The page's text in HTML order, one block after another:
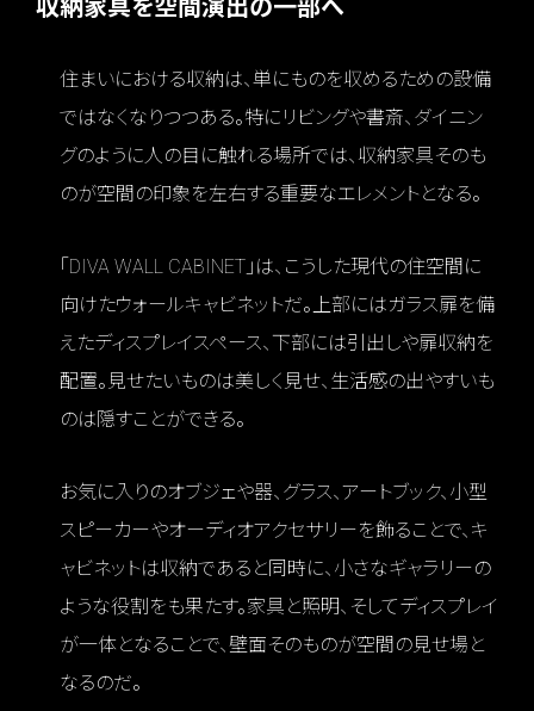
収納家具を空間演出の一部へ
住まいにおける収納は、単にものを収めるための設備
ではなくなりつつある。特にリビングや書斎、ダイニン
グのように人の目に触れる場所では、収納家具そのも
のが空間の印象を左右する重要なエレメントとなる。
「DIVA WALL CABINET」は、こうした現代の住空間に
向けたウォールキャビネットだ。上部にはガラス扉を備
えたディスプレイスペース、下部には引出しや扉収納を
配置。見せたいものは美しく見せ、生活感の出やすいも
のは隠すことができる。
お気に入りのオブジェや器、グラス、アートブック、小型
スピーカーやオーディオアクセサリーを飾ることで、キ
ャビネットは収納であると同時に、小さなギャラリーの
ような役割をも果たす。家具と照明、そしてディスプレイ
が一体となることで、壁面そのものが空間の見せ場と
なるのだ。